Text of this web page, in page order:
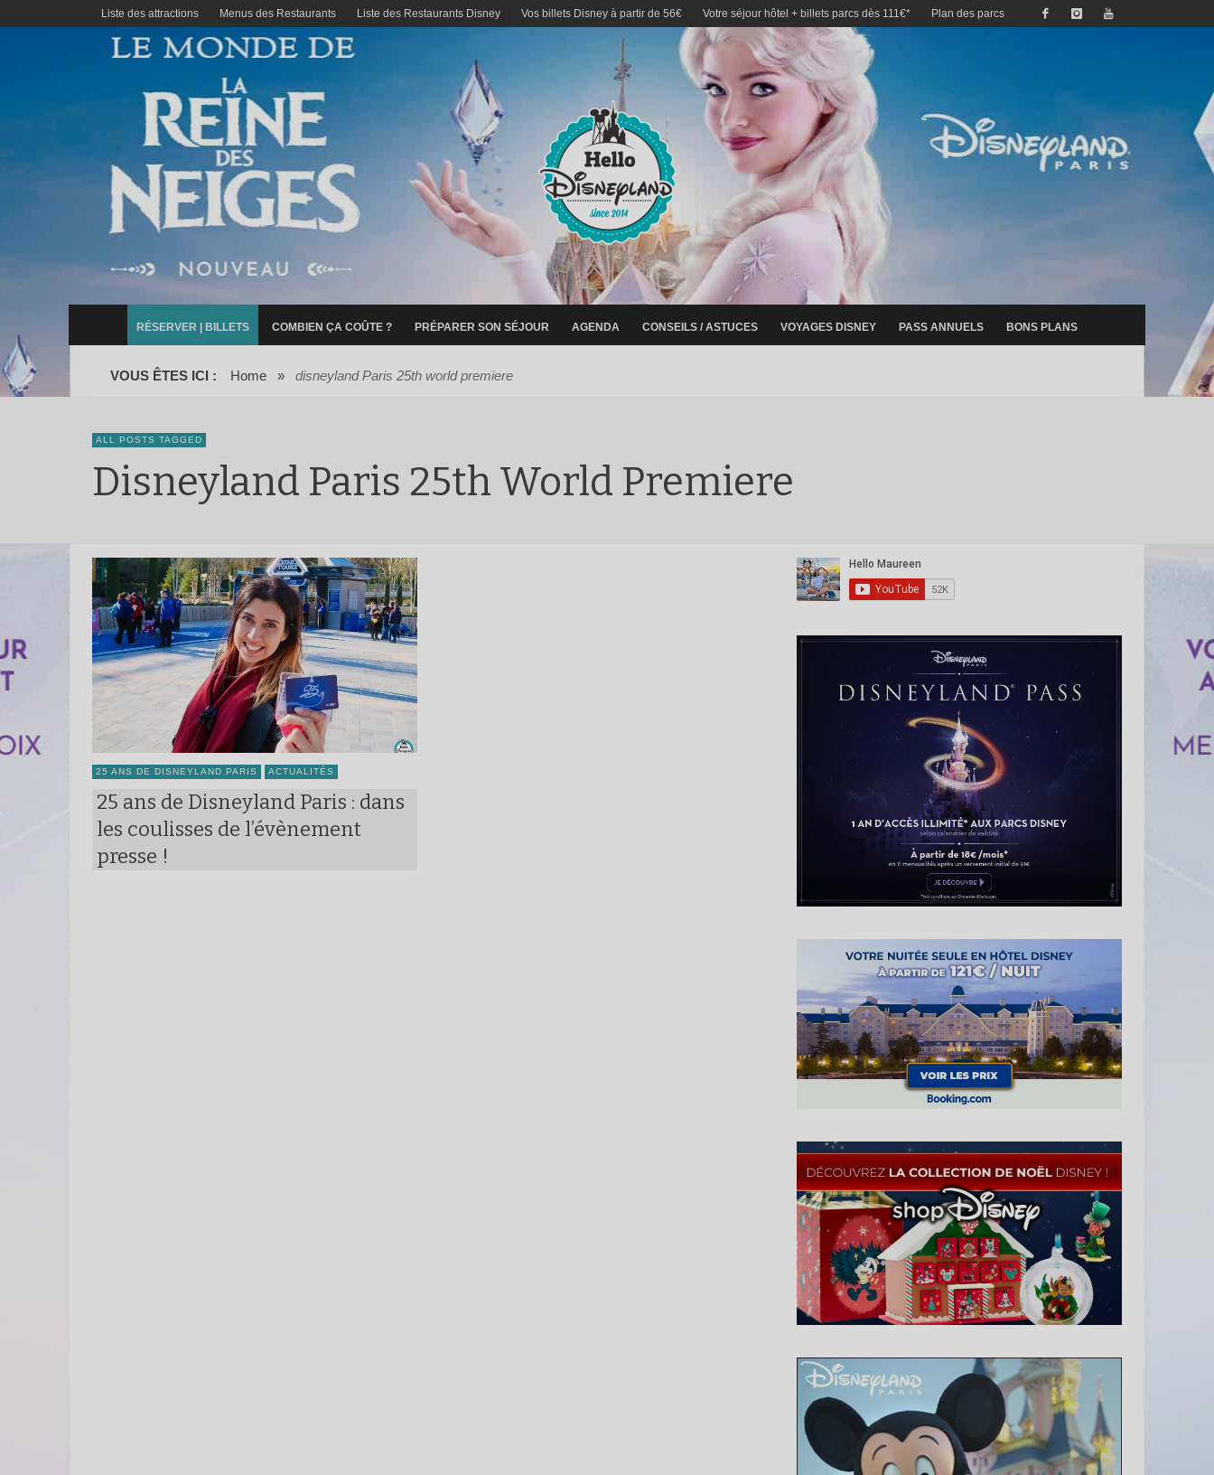
Liste des attractions Menus des Restaurants Liste des Restaurants Disney Vos billets Disney à partir de 56€ Votre séjour hôtel + billets parcs dès 111€* Plan des parcs
RÉSERVER | BILLETS COMBIEN ÇA COÛTE ? PRÉPARER SON SÉJOUR AGENDA CONSEILS / ASTUCES VOYAGES DISNEY PASS ANNUELS BONS PLANS
VOUS ÊTES ICI : Home » disneyland Paris 25th world premiere
ALL POSTS TAGGED
Disneyland Paris 25th World Premiere
25 ANS DE DISNEYLAND PARIS ACTUALITÉS
25 ans de Disneyland Paris : dans
les coulisses de l’évènement
presse !